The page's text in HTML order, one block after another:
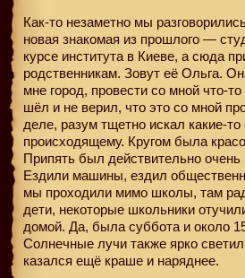
Как-то незаметно мы
новая знакомая из прошлого —
курсе института в Киеве, а сюда
родственникам. Зовут её Ольга.
мне город, провести со мной что-
шёл и не верил, что это со мной
деле, разум тщетно искал какие-
происходящему. Кругом была
Припять был действительно
Ездили машины, ездил
мы проходили мимо школы, там
дети, некоторые школьники
домой. Да, была суббота и около
Солнечные лучи также ярко
казался ещё краше и наряднее.